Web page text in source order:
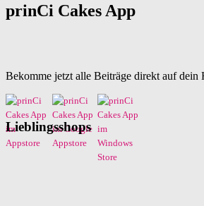
prinCi Cakes App
Bekomme jetzt alle Beiträge direkt auf
Lieblingsshops